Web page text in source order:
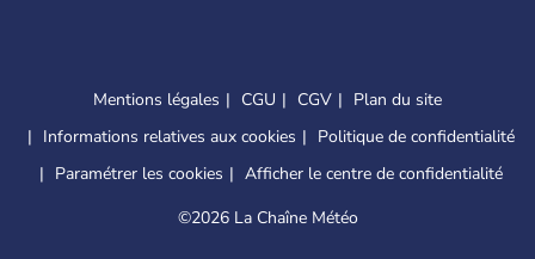
Mentions légales CGU CGV
Plan du site
Informations relatives aux cookies
Politique de confidentialité
Paramétrer les cookies
Afficher le centre de confidentialité
©2026 La Chaîne Météo